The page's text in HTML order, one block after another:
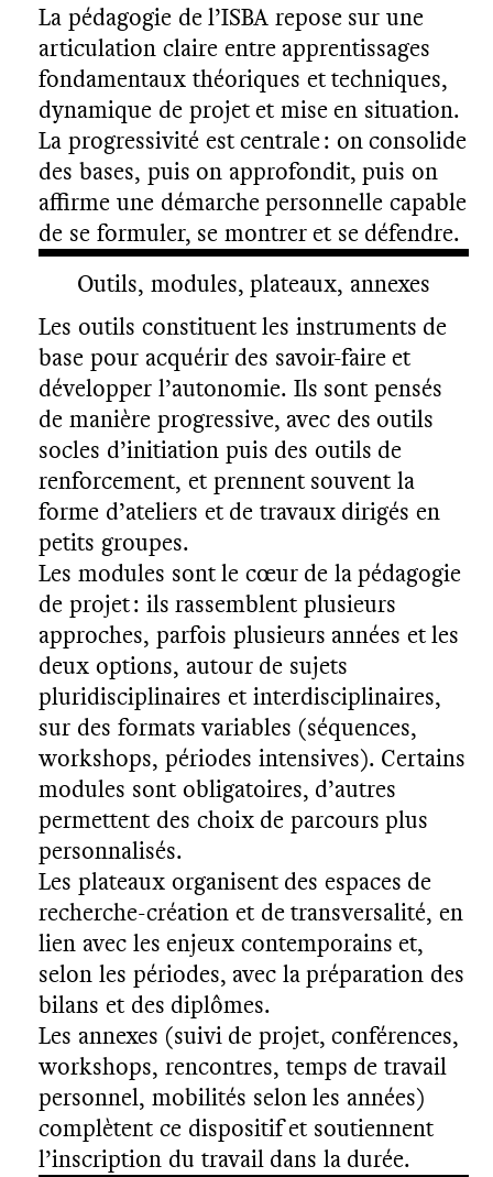
U
E
La pédagogie de l’ISBA repose sur une
articulation claire entre apprentissages
fondamentaux théoriques et techniques,
dynamique de projet et mise en situation.
La progressivité est centrale : on consolide
des bases, puis on approfondit, puis on
affirme une démarche personnelle capable
de se formuler, se montrer et se défendre.
Outils, modules, plateaux, annexes
Les outils constituent les instruments de
base pour acquérir des savoir-faire et
développer l’autonomie. Ils sont pensés
de manière progressive, avec des outils
socles d’initiation puis des outils de
renforcement, et prennent souvent la
forme d’ateliers et de travaux dirigés en
petits groupes.
Les modules sont le cœur de la pédagogie
de projet : ils rassemblent plusieurs
approches, parfois plusieurs années et les
deux options, autour de sujets
pluridisciplinaires et interdisciplinaires,
sur des formats variables (séquences,
workshops, périodes intensives). Certains
modules sont obligatoires, d’autres
permettent des choix de parcours plus
personnalisés.
Les plateaux organisent des espaces de
recherche-création et de transversalité, en
lien avec les enjeux contemporains et,
selon les périodes, avec la préparation des
bilans et des diplômes.
Les annexes (suivi de projet, conférences,
workshops, rencontres, temps de travail
personnel, mobilités selon les années)
complètent ce dispositif et soutiennent
l’inscription du travail dans la durée.